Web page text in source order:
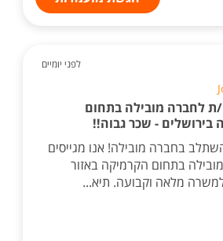
לפני יומיים
ת לחברה מובילה בתחום
בירושלים - שכר גבוה!!
בחברה מובילה! אנו מגייסים
בתחום הקרמיקה באזור
מלאה וקבועה. תיא...